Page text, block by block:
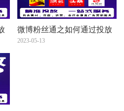
微博粉丝通之如何通过投放
优化提升消耗效率
2023-05-13